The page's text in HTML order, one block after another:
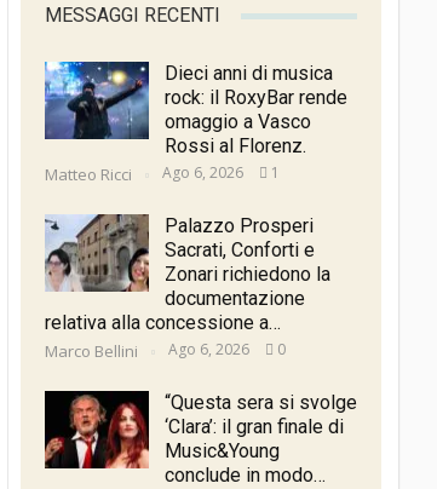
MESSAGGI RECENTI
Dieci anni di musica
rock: il RoxyBar rende
omaggio a Vasco
Rossi al Florenz.
Matteo Ricci Ago 6, 2026 1
Palazzo Prosperi
Sacrati, Conforti e
Zonari richiedono la
documentazione
relativa alla concessione a…
Marco Bellini Ago 6, 2026 0
“Questa sera si svolge
‘Clara’: il gran finale di
Music&Young
conclude in modo…